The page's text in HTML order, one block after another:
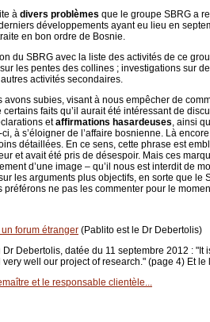
à divers problèmes que le groupe SBRG a
développements ayant eu lieu en
en bon ordre de Bosnie.
du SBRG avec la liste des activités de ce
les pentes des collines ; investigations sur
activités secondaires.
subies, visant à nous empêcher de
faits qu’il aurait été intéressant de
etaffirmations hasardeuses , ainsi
à s’éloigner de l’affaire bosnienne. Là
détaillées. En ce sens, cette phrase est
et avait été pris de désespoir. Mais ces
d’une image – qu’il nous est interdit de
les arguments plus objectifs, en sorte que
ne pas les commenter pour le
forum étranger (Pablito est le Dr Debertolis)
Debertolis, datée du 11 septembre 2012 :
well our project of research." (page 4) Et
et le responsable clientèle...